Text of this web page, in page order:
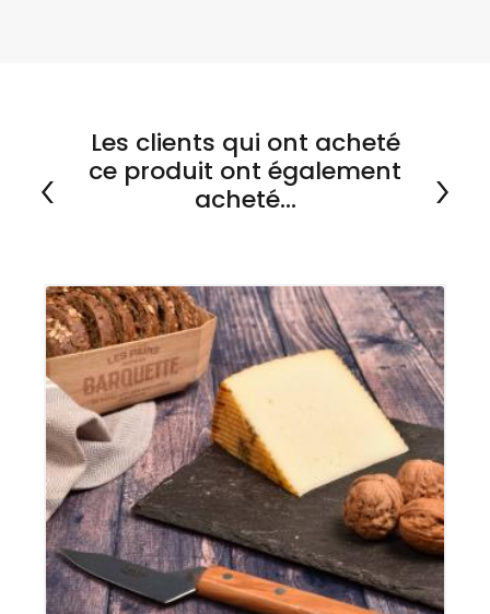
Les clients qui ont acheté
ce produit ont également
acheté...